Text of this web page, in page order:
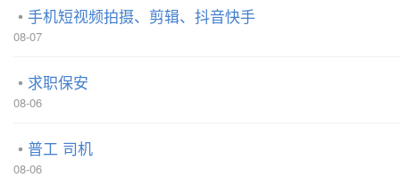
手机短视频拍摄、剪辑、抖音快手
08-07
求职保安
08-06
普工 司机
08-06